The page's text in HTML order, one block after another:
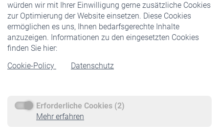
würden wir mit Ihrer Einwilligung gerne zusätzliche Cookies
zur Optimierung der Website einsetzen. Diese Cookies
ermöglichen es uns, Ihnen bedarfsgerechte Inhalte
anzuzeigen. Informationen zu den eingesetzten Cookies
finden Sie hier:
Cookie-Policy
Datenschutz
Erforderliche Cookies (2)
Mehr erfahren
Veranstaltungen
Rentner
Rentenbeginn
Rente beantragen
Service
Informationen